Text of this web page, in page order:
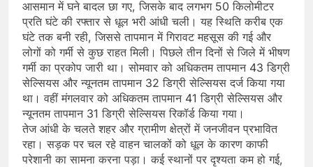
आसमान में घने बादल छा गए, जिसके बाद लगभग 50 किलोमीटर
प्रति घंटे की रफ्तार से धूल भरी आंधी चली। यह स्थिति करीब एक
घंटे तक बनी रही, जिससे तापमान में गिरावट महसूस की गई और
लोगों को गर्मी से कुछ राहत मिली। पिछले तीन दिनों से जिले में भीषण
गर्मी का प्रकोप जारी था। सोमवार को अधिकतम तापमान 43 डिग्री
सेल्सियस और न्यूनतम तापमान 32 डिग्री सेल्सियस दर्ज किया गया
था। वहीं मंगलवार को अधिकतम तापमान 41 डिग्री सेल्सियस और
न्यूनतम तापमान 31 डिग्री सेल्सियस रिकॉर्ड किया गया।
तेज आंधी के चलते शहर और ग्रामीण क्षेत्रों में जनजीवन प्रभावित
रहा। सड़क पर चल रहे वाहन चालकों को धूल के कारण काफी
परेशानी का सामना करना पड़ा। कई स्थानों पर दृश्यता कम हो गई,